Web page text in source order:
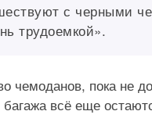
с черными
трудоемкой».
чемоданов, пока не
всё еще